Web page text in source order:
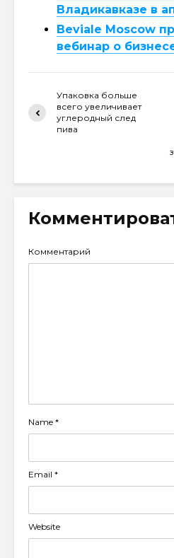
Владикавказе в
Beviale Moscow
вебинар о
Упаковка больше
всего увеличивает
углеродный след
пива
Комментарий
Name *
Email *
Website